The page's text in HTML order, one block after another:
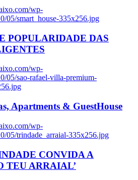
wp-
05/smart_house-335x256.jpg
POPULARIDADE DAS
wp-
05/sao-rafael-villa-premium-
Apartments & GuestHouse
wp-
05/trindade_arraial-335x256.jpg
CONVIDA A
TEU ARRAIAL’